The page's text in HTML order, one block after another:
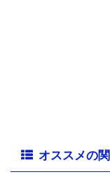
オススメの